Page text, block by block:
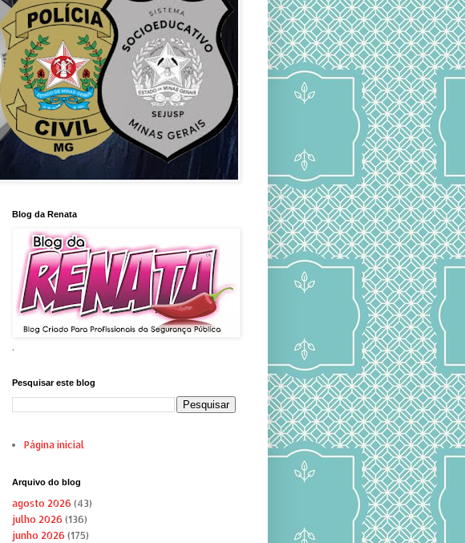
Blog da Renata
.
Pesquisar este blog
Página inicial
Arquivo do blog
agosto 2026 (43)
julho 2026 (136)
junho 2026 (175)